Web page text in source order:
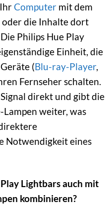
Computer mit dem
die Inhalte dort
Philips Hue Play
Einheit, die
(Blu-ray-Player,
Fernseher schalten.
direkt und gibt die
weiter, was
Notwendigkeit eines
Lightbars auch mit
kombinieren?